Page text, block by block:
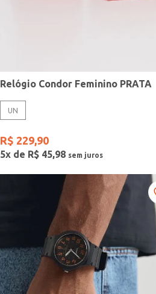
Relógio Condor Feminino PRATA
UN
R$ 229,90
5x de R$ 45,98